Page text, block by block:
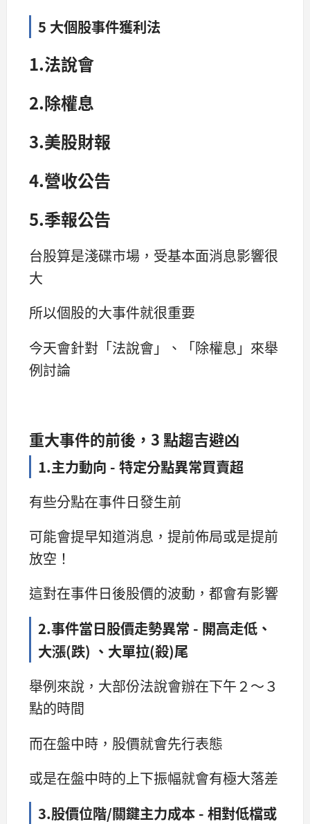
5 大個股事件獲利法
1.法說會
2.除權息
3.美股財報
4.營收公告
5.季報公告
台股算是淺碟市場，受基本面消息影響很
大
所以個股的大事件就很重要
今天會針對「法說會」、「除權息」來舉
例討論
重大事件的前後，3 點趨吉避凶
1.主力動向 - 特定分點異常買賣超
有些分點在事件日發生前
可能會提早知道消息，提前佈局或是提前
放空！
這對在事件日後股價的波動，都會有影響
2.事件當日股價走勢異常 - 開高走低、
大漲(跌) 、大單拉(殺)尾
舉例來說，大部份法說會辦在下午２～３
點的時間
而在盤中時，股價就會先行表態
或是在盤中時的上下振幅就會有極大落差
3.股價位階/關鍵主力成本 - 相對低檔或